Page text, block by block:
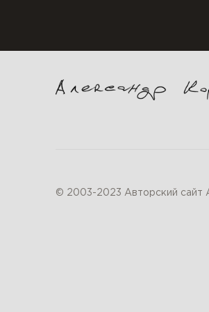
© 2003-2023 Авторский сайт